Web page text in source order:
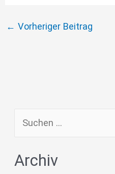
← Vorheriger Beitrag
c
Archiv